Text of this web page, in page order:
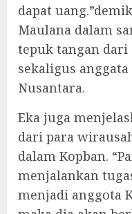
dapat
Maulana dalam
tepuk tangan dari
sekaligus
Nusantara.
Eka juga
dari para
dalam Kopban.
menjalankan
menjadi anggota